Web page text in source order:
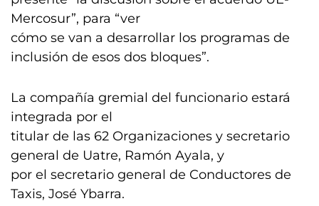
Mercosur”, para “ver
cómo se van a desarrollar los programas de
inclusión de esos dos bloques”.
La compañía gremial del funcionario estará
integrada por el
titular de las 62 Organizaciones y secretario
general de Uatre, Ramón Ayala, y
por el secretario general de Conductores de
Taxis, José Ybarra.